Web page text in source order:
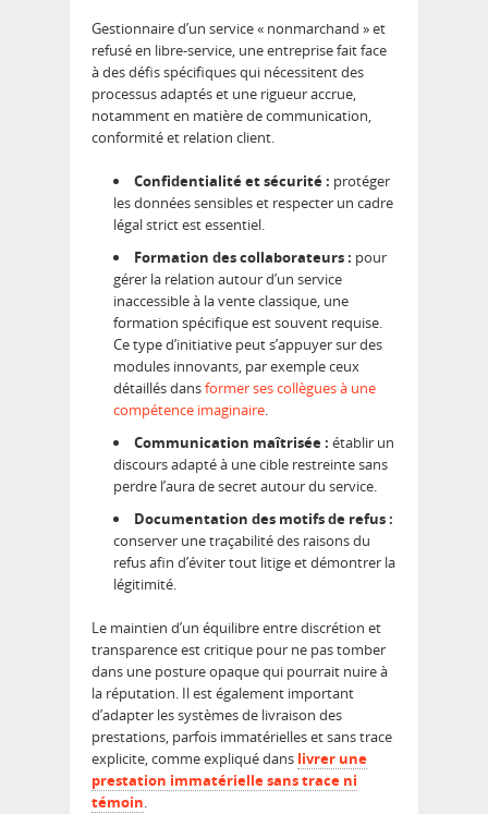
Gestionnaire d’un service « nonmarchand » et
refusé en libre-service, une entreprise fait face
à des défis spécifiques qui nécessitent des
processus adaptés et une rigueur accrue,
notamment en matière de communication,
conformité et relation client.
Confidentialité et sécurité : protéger
les données sensibles et respecter un cadre
légal strict est essentiel.
Formation des collaborateurs : pour
gérer la relation autour d’un service
inaccessible à la vente classique, une
formation spécifique est souvent requise.
Ce type d’initiative peut s’appuyer sur des
modules innovants, par exemple ceux
détaillés dansformer ses collègues à une
compétence imaginaire.
Communication maîtrisée : établir un
discours adapté à une cible restreinte sans
perdre l’aura de secret autour du service.
Documentation des motifs de refus :
conserver une traçabilité des raisons du
refus afin d’éviter tout litige et démontrer la
légitimité.
Le maintien d’un équilibre entre discrétion et
transparence est critique pour ne pas tomber
dans une posture opaque qui pourrait nuire à
la réputation. Il est également important
d’adapter les systèmes de livraison des
prestations, parfois immatérielles et sans trace
explicite, comme expliqué dans livrer une
prestation immatérielle sans trace ni
témoin.